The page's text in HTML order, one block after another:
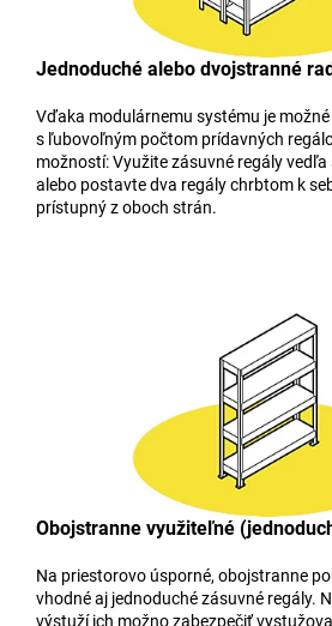
Jednoduché alebo dvojstranné
Vďaka modulárnemu systému je
s ľubovoľným počtom prídavných
možností: Využite zásuvné regály vedľa
alebo postavte dva regály chrbtom k
prístupný z oboch strán.
Obojstranne využiteľné
Na priestorovo úsporné, obojstranne
vhodné aj jednoduché zásuvné regály.
výstuží ich možno zabezpečiť